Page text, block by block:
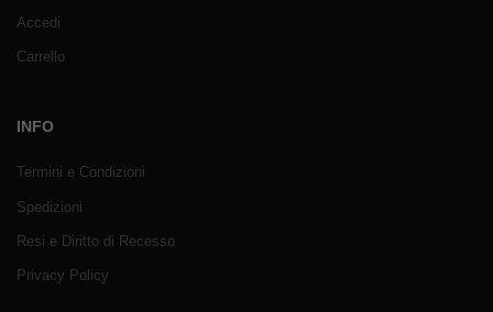
Accedi
Carrello
INFO
Termini e Condizioni
Spedizioni
Resi e Diritto di Recesso
Privacy Policy